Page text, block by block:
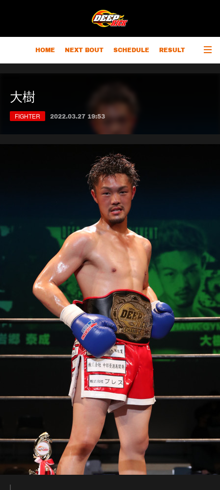
HOME NEXT BOUT SCHEDULE RESULT
RANKING CHAMPIONS OUTLINE
大樹
FIGHTER 2022.03.27 19:53